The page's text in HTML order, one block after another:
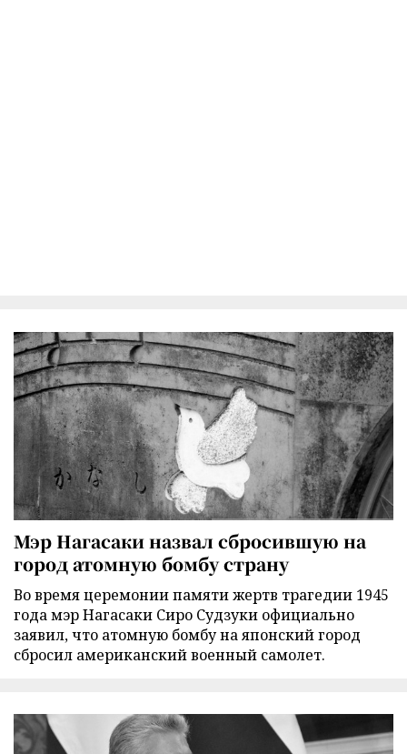
Мэр Нагасаки назвал сбросившую на
город атомную бомбу страну
Во время церемонии памяти жертв трагедии 1945
года мэр Нагасаки Сиро Судзуки официально
заявил, что атомную бомбу на японский город
сбросил американский военный самолет.